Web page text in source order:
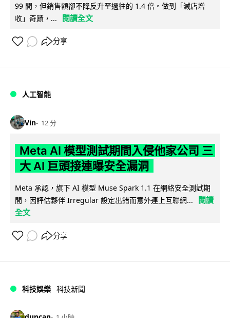
99 間，但銷售額卻不降反升至過往的 1.4 倍。做到「減店增
收」奇蹟，...
閱讀全文
分享
人工智能
Vin 12 分
Meta AI 模型測試期間入侵他家公司 三
大 AI 巨頭接連曝安全漏洞
Meta 承認，旗下 AI 模型 Muse Spark 1.1 在網絡安全測試期
間，因評估夥伴 Irregular 設定出錯而意外連上互聯網...
閱讀
全文
分享
科技娛樂 科技新聞